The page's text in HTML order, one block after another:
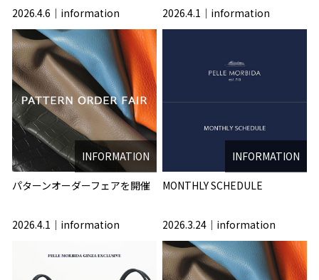
2026.4.6 information
INFORMATION
パターンオーダーフェアを開催
2026.4.1 information
INFORMATION
MONTHLY SCHEDULE
2026.4.1 information 2026.3.24 information